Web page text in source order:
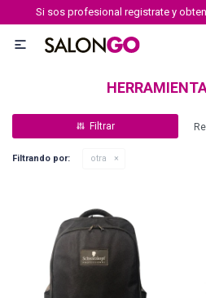
Si sos profesional registrate y

Filtrando por: otra
Igora vibrance